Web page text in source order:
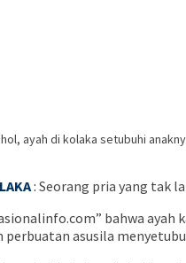
: Seorang pria yang tak
bahwa ayah
asusila